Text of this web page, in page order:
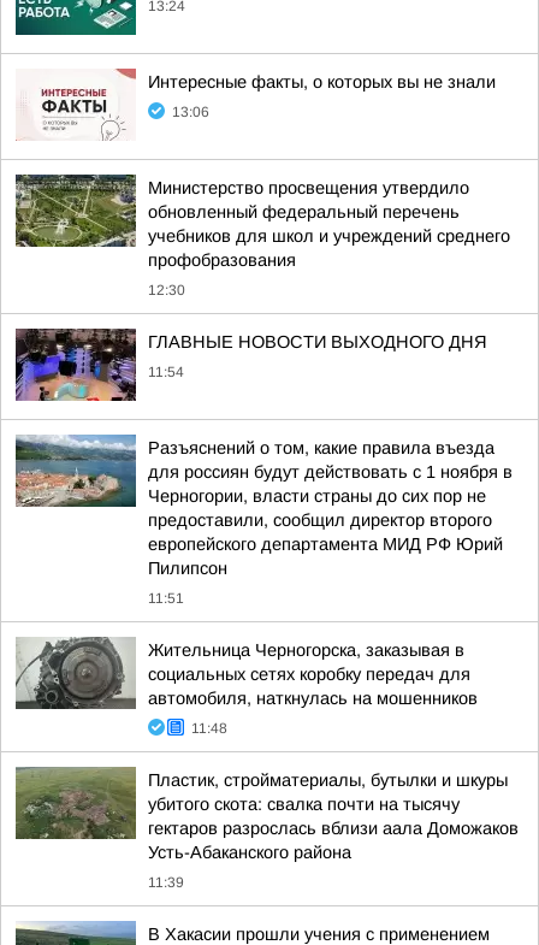
13:24
Интересные факты, о которых вы не знали
13:06
Министерство просвещения утвердило
обновленный федеральный перечень
учебников для школ и учреждений среднего
профобразования
12:30
ГЛАВНЫЕ НОВОСТИ ВЫХОДНОГО ДНЯ
11:54
Разъяснений о том, какие правила въезда
для россиян будут действовать с 1 ноября в
Черногории, власти страны до сих пор не
предоставили, сообщил директор второго
европейского департамента МИД РФ Юрий
Пилипсон
11:51
Жительница Черногорска, заказывая в
социальных сетях коробку передач для
автомобиля, наткнулась на мошенников
11:48
Пластик, стройматериалы, бутылки и шкуры
убитого скота: свалка почти на тысячу
гектаров разрослась вблизи аала Доможаков
Усть-Абаканского района
11:39
В Хакасии прошли учения с применением